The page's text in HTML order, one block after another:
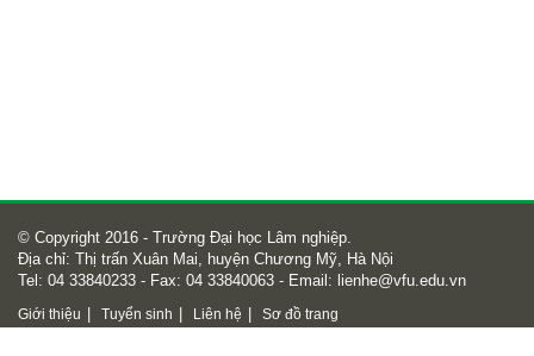
© Copyright 2016 - Trường Đại học Lâm nghiệp.
Địa chỉ: Thị trấn Xuân Mai, huyện Chương Mỹ, Hà Nội
Tel: 04 33840233 - Fax: 04 33840063 - Email: lienhe@vfu.edu.vn
Giới thiệu Tuyển sinh Liên hệ Sơ đồ trang